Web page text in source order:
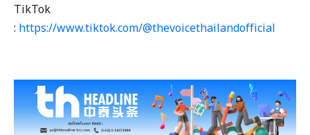
TikTok
: https://www.tiktok.com/@thevoicethailandofficial